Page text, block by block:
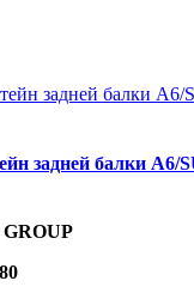
задней балки A6/
GROUP